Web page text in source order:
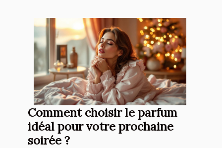
Comment choisir le parfum
idéal pour votre prochaine
soirée ?